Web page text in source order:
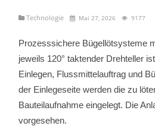
Technologie Mai 27, 2026 9177
Prozesssichere Bügellötsysteme
jeweils 120° taktender Drehteller
Einlegen, Flussmittelauftrag und
der Einlegeseite werden die zu
Bauteilaufnahme eingelegt. Die
vorgesehen.